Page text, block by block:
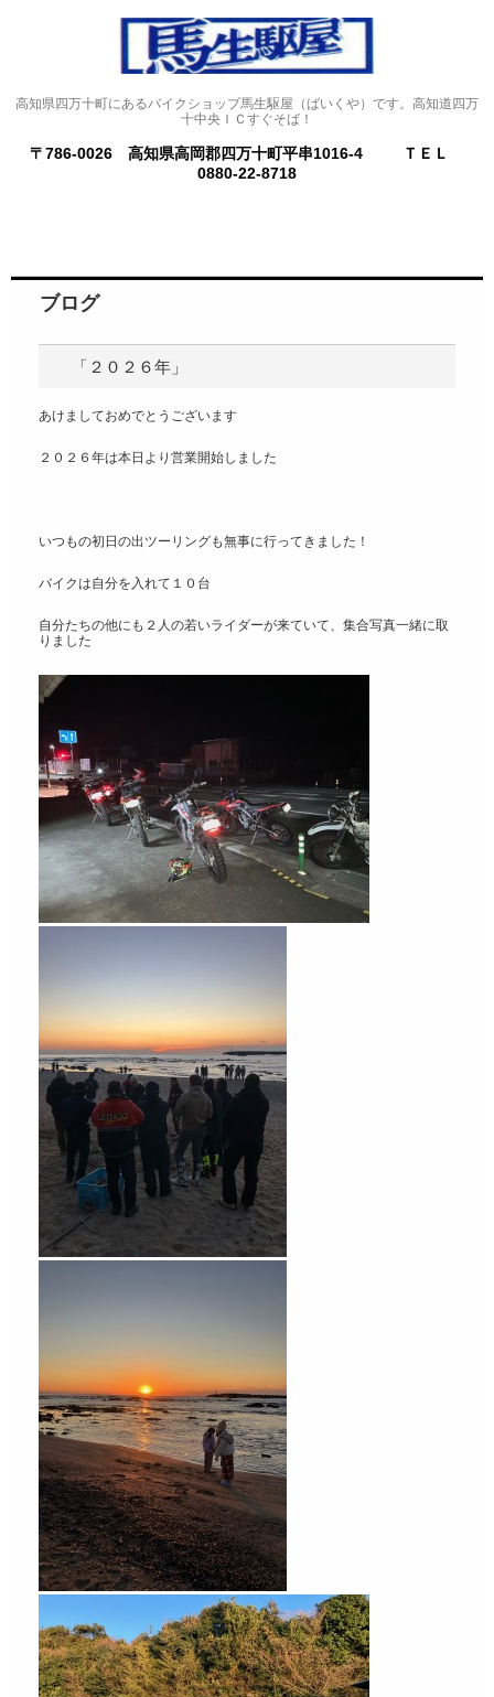
高知県四万十町にあるバイクショップ馬生駆屋（ばいくや）です。高知道四万
十中央ＩＣすぐそば！
〒786-0026 高知県高岡郡四万十町平串1016-4
ＴＥＬ
0880-22-8718
ブログ
「２０２６年」
あけましておめでとうございます
２０２６年は本日より営業開始しました
いつもの初日の出ツーリングも無事に行ってきました！
バイクは自分を入れて１０台
自分たちの他にも２人の若いライダーが来ていて、集合写真一緒に取
りました